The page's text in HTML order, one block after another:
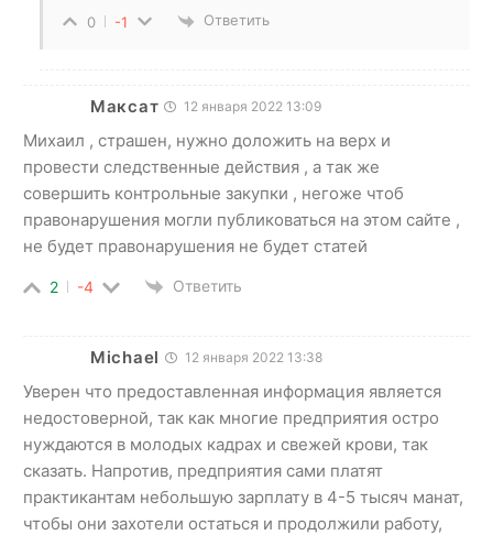
0 -1 Ответить
Максат 12 января 2022 13:09
Михаил , страшен, нужно доложить на верх и
провести следственные действия , а так же
совершить контрольные закупки , негоже чтоб
правонарушения могли публиковаться на этом сайте ,
не будет правонарушения не будет статей
2 -4 Ответить
Michael 12 января 2022 13:38
Уверен что предоставленная информация является
недостоверной, так как многие предприятия остро
нуждаются в молодых кадрах и свежей крови, так
сказать. Напротив, предприятия сами платят
практикантам небольшую зарплату в 4-5 тысяч манат,
чтобы они захотели остаться и продолжили работу,